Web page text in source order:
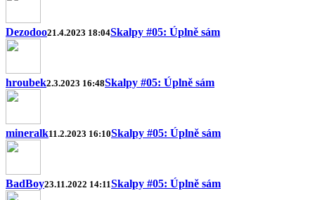
Dezodoo21.4.2023 18:04Skalpy #05: Úplně sám
hroubek2.3.2023 16:48Skalpy #05: Úplně sám
mineralk11.2.2023 16:10Skalpy #05: Úplně sám
BadBoy23.11.2022 14:11Skalpy #05: Úplně sám